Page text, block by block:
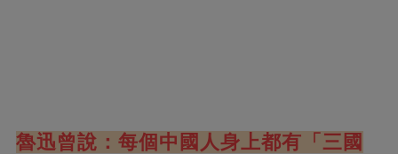
魯迅曾說：每個中國人身上都有「三國